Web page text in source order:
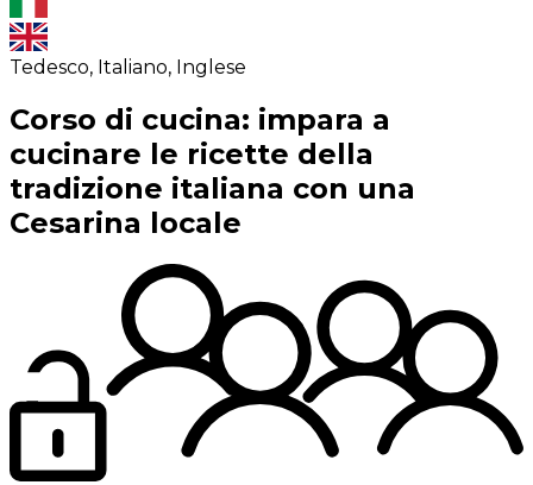
Tedesco, Italiano, Inglese
Corso di cucina: impara a
cucinare le ricette della
tradizione italiana con una
Cesarina locale